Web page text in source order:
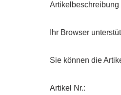
Artikelbeschreibung
Ihr Browser
Sie können die
Artikel Nr.: